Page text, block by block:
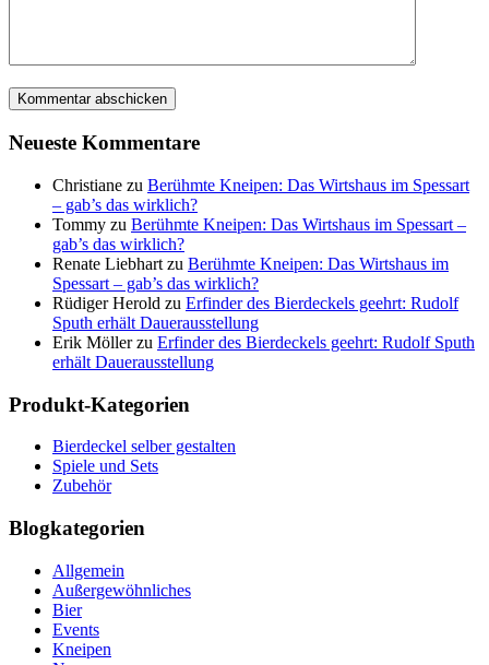
Neueste Kommentare
Christiane zu Berühmte Kneipen: Das Wirtshaus im Spessart
– gab’s das wirklich?
Tommy zu Berühmte Kneipen: Das Wirtshaus im Spessart –
gab’s das wirklich?
Renate Liebhart zu Berühmte Kneipen: Das Wirtshaus im
Spessart – gab’s das wirklich?
Rüdiger Herold zu Erfinder des Bierdeckels geehrt: Rudolf
Sputh erhält Dauerausstellung
Erik Möllerzu Erfinder des Bierdeckels geehrt: Rudolf Sputh
erhält Dauerausstellung
Produkt-Kategorien
Bierdeckel selber gestalten
Spiele und Sets
Zubehör
Blogkategorien
Allgemein
Außergewöhnliches
Bier
Events
Kneipen